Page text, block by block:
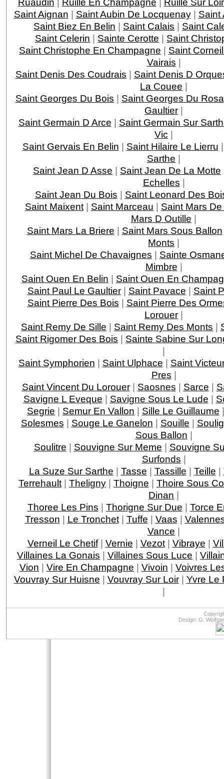
Saint Aignan | Saint Aubin De Locquenay| Saint
Saint Biez En Belin | Saint Calais | Saint
Saint Celerin | Sainte Cerotte | Saint
Saint Christophe En Champagne | Saint
Vairais |
Saint Denis Des Coudrais | Saint Denis D
La Couee |
Saint Georges Du Bois | Saint Georges Du
Gaultier |
Saint Germain D Arce | Saint Germain Sur
Vic |
Saint Gervais En Belin | Saint Hilaire Le Lierru
Sarthe |
Saint Jean D Asse | Saint Jean De La Motte
Echelles |
Saint Jean Du Bois | Saint Leonard Des
Saint Maixent | Saint Marceau | Saint Mars
Mars D Outille |
Saint Mars La Briere | Saint Mars Sous Ballon
Monts |
Saint Michel De Chavaignes | Sainte
Mimbre |
Saint Ouen En Belin | Saint Ouen En
Saint Paul Le Gaultier| Saint Pavace | Saint
Saint Pierre Des Bois | Saint Pierre Des
Lorouer |
Saint Remy De Sille | Saint Remy Des Monts |
Saint Rigomer Des Bois | Sainte Sabine Sur
|
Saint Symphorien | Saint Ulphace | Saint
Pres |
Saint Vincent Du Lorouer| Saosnes | Sarce |
Savigne L Eveque | Savigne Sous Le Lude |
Segrie | Semur En Vallon | Sille Le Guillaume
Solesmes | Souge Le Ganelon | Souille |
Sous Ballon |
Soulitre | Souvigne Sur Meme | Souvigne
Surfonds |
La Suze Sur Sarthe | Tasse | Tassille | Teille |
Terrehault | Theligny | Thoigne | Thoire Sous
Dinan |
Thoree Les Pins | Thorigne Sur Due | Torce
Tresson | Le Tronchet| Tuffe | Vaas |
Vance |
Verneil Le Chetif| Vernie | Vezot| Vibraye |
Villaines La Gonais | Villaines Sous Luce |
Vion | Vire En Champagne | Vivoin | Voivres
Vouvray Sur Huisne | Vouvray Sur Loir| Yvre Le
|
Design: G.